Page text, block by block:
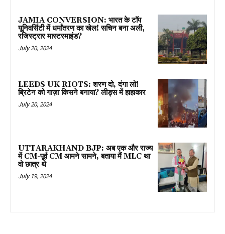
JAMIA CONVERSION: भारत के टॉप
यूनिवर्सिटी में धर्मांतरण का खेल! सचिन बना अली,
रजिस्ट्रार मास्टरमाइंड?
July 20, 2024
LEEDS UK RIOTS: शरण दो, दंगा लो!
ब्रिटेन को गाज़ा किसने बनाया? लीड्स में हाहाकार
July 20, 2024
UTTARAKHAND BJP: अब एक और राज्य
में CM-पूर्व CM आमने सामने, बताया मैं MLC था
वो छात्र थे
July 19, 2024